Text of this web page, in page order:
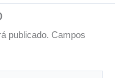
publicado. Campos